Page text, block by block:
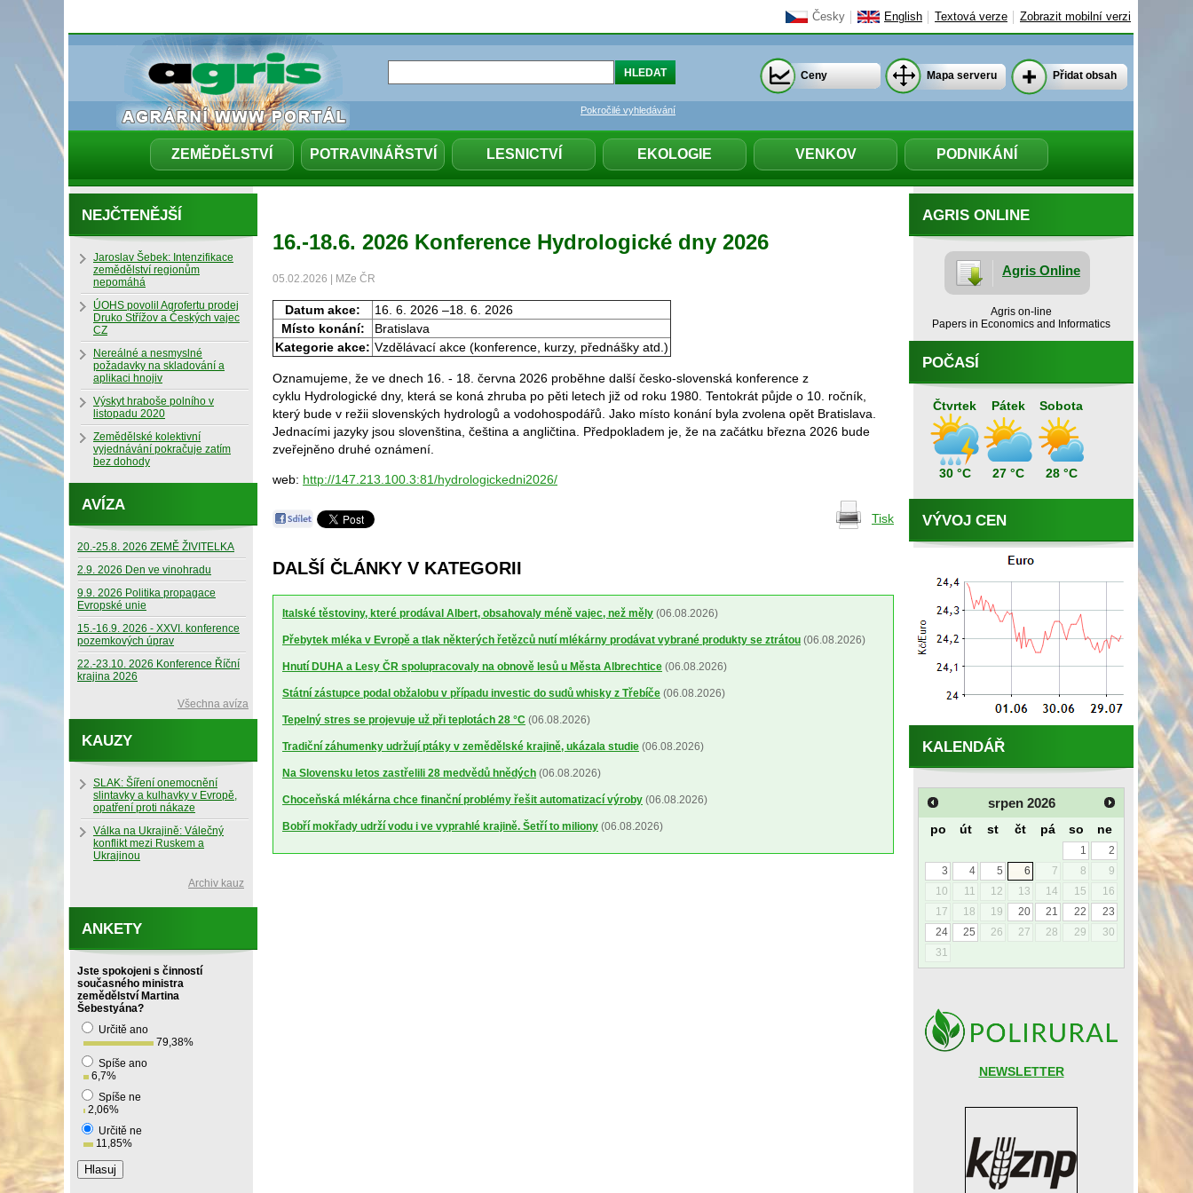
Česky English Textová verze Zobrazit mobilní verzi
ZEMĚDĚLSTVÍ POTRAVINÁŘSTVÍ LESNICTVÍ EKOLOGIE VENKOV PODNIKÁNÍ
Pokročilé vyhledávání
Ceny Mapa serveru Přidat obsah
16.-18.6. 2026 Konference Hydrologické dny 2026
05.02.2026 | MZe ČR
Datum akce:
16. 6. 2026 –18. 6. 2026
Místo konání:
Bratislava
Kategorie akce: Vzdělávací akce (konference, kurzy, přednášky atd.)
Oznamujeme, že ve dnech 16. - 18. června 2026 proběhne další česko-slovenská konference z
cyklu Hydrologické dny, která se koná zhruba po pěti letech již od roku 1980. Tentokrát půjde o 10. ročník,
který bude v režii slovenských hydrologů a vodohospodářů. Jako místo konání byla zvolena opět Bratislava.
Jednacími jazyky jsou slovenština, čeština a angličtina. Předpokladem je, že na začátku března 2026 bude
zveřejněno druhé oznámení.
web: http://147.213.100.3:81/hydrologickedni2026/
Tisk
DALŠÍ ČLÁNKY V KATEGORII
Italské těstoviny, které prodával Albert, obsahovaly méně vajec, než měly (06.08.2026)
Přebytek mléka v Evropě a tlak některých řetězců nutí mlékárny prodávat vybrané produkty se ztrátou (06.08.2026)
Hnutí DUHA a Lesy ČR spolupracovaly na obnově lesů u Města Albrechtice (06.08.2026)
Státní zástupce podal obžalobu v případu investic do sudů whisky z Třebíče (06.08.2026)
Tepelný stres se projevuje už při teplotách 28 °C (06.08.2026)
Tradiční záhumenky udržují ptáky v zemědělské krajině, ukázala studie (06.08.2026)
Na Slovensku letos zastřelili 28 medvědů hnědých (06.08.2026)
Choceňská mlékárna chce finanční problémy řešit automatizací výroby (06.08.2026)
Bobří mokřady udrží vodu i ve vyprahlé krajině. Šetří to miliony (06.08.2026)
AGRIS ONLINE
Agris Online
Agris on-line
Papers in Economics and Informatics
POČASÍ
Čtvrtek
30 °C
Pátek
27 °C
Sobota
28 °C
VÝVOJ CEN
KALENDÁŘ
srpen 2026
po út st čt pá so ne
1
2
3
4 5 6 7 8
9
10
11 12 13 14 15
16
17
18 19 20 21 22
23
24
25 26 27 28 29
30
31
NEWSLETTER
NEJČTENĚJŠÍ
Jaroslav Šebek: Intenzifikace
zemědělství regionům
nepomáhá
ÚOHS povolil Agrofertu prodej
Druko Střížov a Českých vajec
CZ
Nereálné a nesmyslné
požadavky na skladování a
aplikaci hnojiv
Výskyt hraboše polního v
listopadu 2020
Zemědělské kolektivní
vyjednávání pokračuje zatím
bez dohody
AVÍZA
20.-25.8. 2026 ZEMĚ ŽIVITELKA
2.9. 2026 Den ve vinohradu
9.9. 2026 Politika propagace
Evropské unie
15.-16.9. 2026 - XXVI. konference
pozemkových úprav
22.-23.10. 2026 Konference Říční
krajina 2026
Všechna avíza
KAUZY
SLAK: Šíření onemocnění
slintavky a kulhavky v Evropě,
opatření proti nákaze
Válka na Ukrajině: Válečný
konflikt mezi Ruskem a
Ukrajinou
Archiv kauz
ANKETY
Jste spokojeni s činností
současného ministra
zemědělství Martina
Šebestyána?
Určitě ano
79,38%
Spíše ano
6,7%
Spíše ne
2,06%
Určitě ne
11,85%